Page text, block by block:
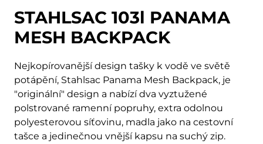
STAHLSAC 103l PANAMA
MESH BACKPACK
Nejkopírovanější design tašky k vodě ve světě
potápění, Stahlsac Panama Mesh Backpack, je
"originální" design a nabízí dva vyztužené
polstrované ramenní popruhy, extra odolnou
polyesterovou síťovinu, madla jako na cestovní
tašce a jedinečnou vnější kapsu na suchý zip.